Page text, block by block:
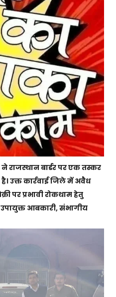
राजस्थान बार्डर पर एक तस्‍कर
उक्त कार्रवाईजिले में अवैध
पर प्रभावी रोकथाम हेतु
आबकारी, संभागीय